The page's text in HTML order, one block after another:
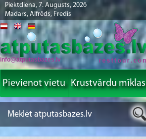
Piektdiena, 7. Augusts, 2026
Madars, Alfrēds, Fredis
info@atputasbazes.lv
Pievienot vietu Krustvārdu mīklas